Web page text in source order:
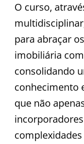
O curso,
para abraçar
imobiliária
consolidando
conhecimento
que não